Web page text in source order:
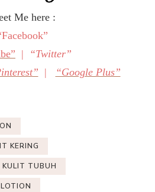
Me here :
| “Twitter”
| “Google Plus”
KERING
TUBUH